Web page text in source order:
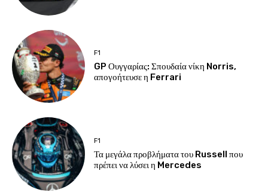
F1
GP Ουγγαρίας: Σπουδαία νίκη Norris,
απογοήτευσε η Ferrari
F1
Τα μεγάλα προβλήματα του Russell που
πρέπει να λύσει η Mercedes